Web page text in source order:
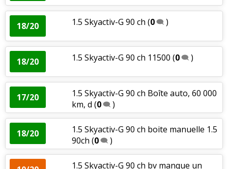
18/20 1.5 Skyactiv-G 90 ch (0 )
18/20 1.5 Skyactiv-G 90 ch 11500 (0 )
17/20
1.5 Skyactiv-G 90 ch Boîte auto, 60 000
km, d (0 )
18/20
1.5 Skyactiv-G 90 ch boite manuelle 1.5
90ch (0 )
1.5 Skyactiv-G 90 ch bv manque un